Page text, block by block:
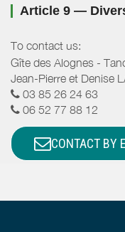
Article 9 —
To contact us:
Gîte des Alognes -
Jean-Pierre et Denise
03 85 26 24 63
06 52 77 88 12
CONTACT BY